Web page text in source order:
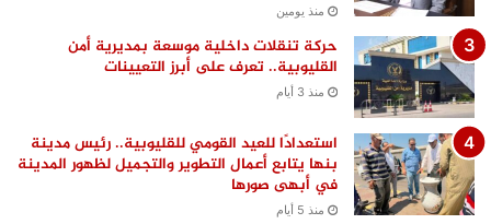
منذ يومين
حركة تنقلات داخلية موسعة بمديرية أمن
القليوبية.. تعرف على أبرز التعيينات
منذ 3 أيام
استعدادًا للعيد القومي للقليوبية.. رئيس مدينة
بنها يتابع أعمال التطوير والتجميل لظهور المدينة
في أبهى صورها
منذ 5 أيام